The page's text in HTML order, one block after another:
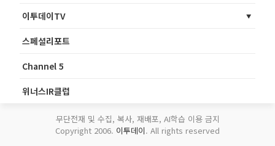
이투데이TV
스페셜리포트
Channel 5
위너스IR클럽
무단전재 및 수집, 복사, 재배포, AI학습 이용 금지
Copyright 2006. 이투데이. All rights reserved